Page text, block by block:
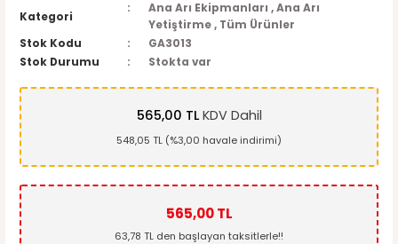
Kategori
Ana Arı Ekipmanları ,Ana Arı
Yetiştirme, Tüm Ürünler
Stok Kodu
GA3013
Stok Durumu
Stokta var
565,00 TLKDV Dahil
548,05 TL (%3,00 havale indirimi)
565,00 TL
63,78 TL den başlayan taksitlerle!!